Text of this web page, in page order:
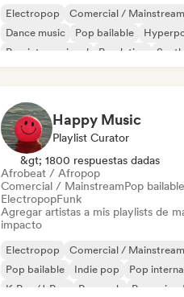
Electropop
Comercial / Mainstream
Dance music
Pop bailable
Pop internacional
Pop latino
Happy Music
Playlist Curator
&gt; 1800 respuestas dadas
Afrobeat / Afropop
Comercial / MainstreamPop bailable
ElectropopFunk
Agregar artistas a mis playlists de
impacto
Electropop
Comercial / Mainstream
Pop bailable
Indie pop
Pop
K-Pop/J-Pop
Pop rock Pop